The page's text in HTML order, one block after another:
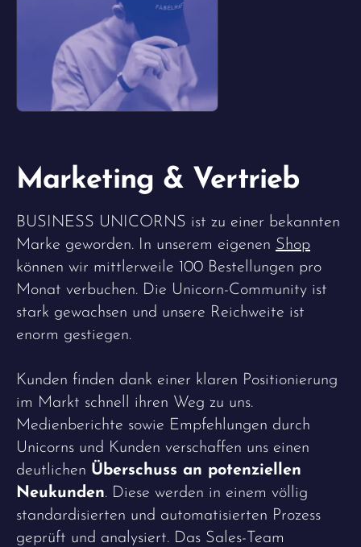
Marketing & Vertrieb
BUSINESS UNICORNS ist zu einer bekannten
Marke geworden. In unserem eigenen Shop
können wir mittlerweile 100 Bestellungen pro
Monat verbuchen. Die Unicorn-Community ist
stark gewachsen und unsere Reichweite ist
enorm gestiegen.
Kunden finden dank einer klaren Positionierung
im Markt schnell ihren Weg zu uns.
Medienberichte sowie Empfehlungen durch
Unicorns und Kunden verschaffen uns einen
deutlichen Überschuss an potenziellen
Neukunden. Diese werden in einem völlig
standardisierten und automatisierten Prozess
geprüft und analysiert. Das Sales-Team